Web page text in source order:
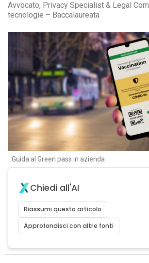
Avvocato, Privacy Specialist & Legal
tecnologie – Baccalaureata
Guida al Green pass in azienda
Chiedi all'AI
Riassumi questo articolo
Approfondisci con altre fonti